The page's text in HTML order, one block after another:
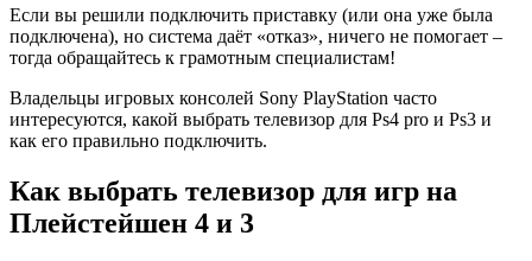
Если вы решили подключить приставку (или она уже была
подключена), но система даёт «отказ», ничего не помогает –
тогда обращайтесь к грамотным специалистам!
Владельцы игровых консолей Sony PlayStation часто
интересуются, какой выбрать телевизор для Ps4 pro и Ps3 и
как его правильно подключить.
Как выбрать телевизор для игр на
Плейстейшен 4 и 3